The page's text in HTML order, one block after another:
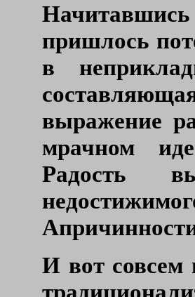
пришлось
в
выражение
мрачном
Радость
И вот совсем